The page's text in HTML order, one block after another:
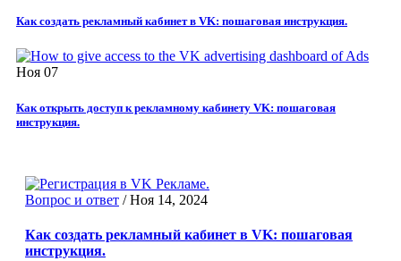
Как создать рекламный кабинет в VK: пошаговая инструкция.
Ноя 07
Как открыть доступ к рекламному кабинету VK: пошаговая
инструкция.
Вопрос и ответ /Ноя 14, 2024
Как создать рекламный кабинет в VK: пошаговая
инструкция.